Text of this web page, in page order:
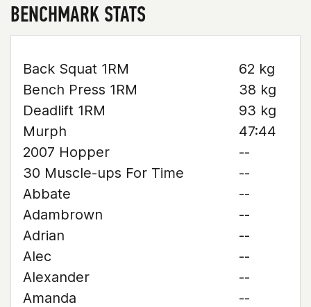
BENCHMARK STATS
Back Squat 1RM
62 kg
Bench Press 1RM
38 kg
Deadlift 1RM
93 kg
Murph
47:44
2007 Hopper
--
30 Muscle-ups For Time
--
Abbate
--
Adambrown
--
Adrian
--
Alec
--
Alexander
--
Amanda
--